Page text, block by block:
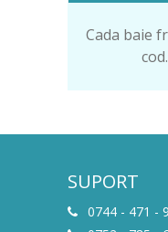
Cada baie
SUPORT
0744 - 471 -